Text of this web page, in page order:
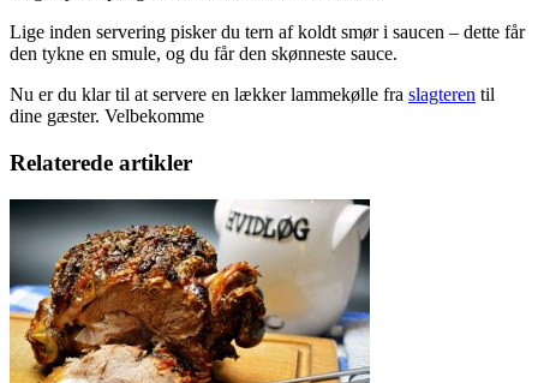
Lige inden servering pisker du tern af koldt smør i saucen – dette får
den tykne en smule, og du får den skønneste sauce.
Nu er du klar til at servere en lækker lammekølle fra slagteren til
dine gæster. Velbekomme
Relaterede artikler